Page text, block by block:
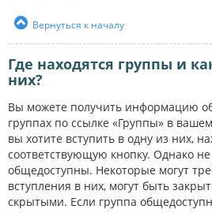
Вернуться к началу
Где находятся группы и
них?
Вы можете получить информацию
группах по ссылке «Группы» в
вы хотите вступить в одну из них,
соответствующую кнопку. Однако
общедоступны. Некоторые могут
вступления в них, могут быть
скрытыми. Если группа